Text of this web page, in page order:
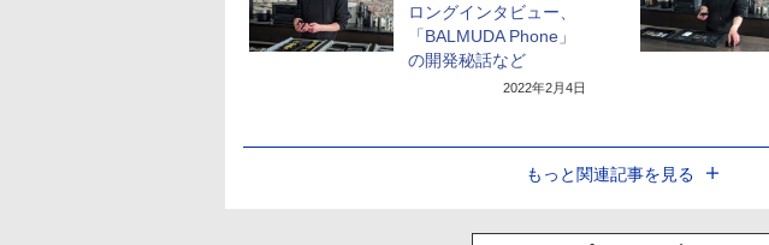
ロングインタビュー、
「BALMUDA Phone」
の開発秘話など
2022年2月4日
もっと関連記事を見る